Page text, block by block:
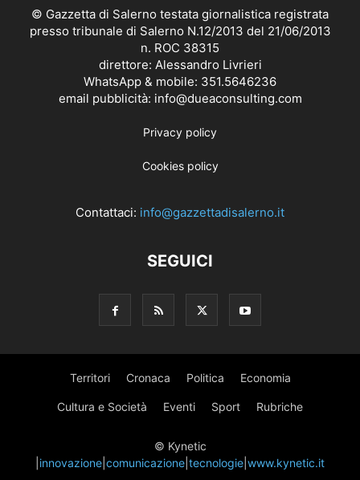
© Gazzetta di Salerno testata giornalistica registrata
presso tribunale di Salerno N.12/2013 del 21/06/2013
n. ROC 38315
direttore: Alessandro Livrieri
WhatsApp & mobile: 351.5646236
email pubblicità: info@dueaconsulting.com
Privacy policy
Cookies policy
Contattaci: info@gazzettadisalerno.it
SEGUICI
Territori Cronaca Politica Economia
Cultura e Società Eventi Sport Rubriche
© Kynetic
innovazione comunicazione tecnologie www.kynetic.it